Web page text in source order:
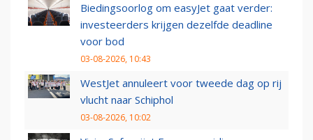
Biedingsoorlog om easyJet gaat verder:
investeerders krijgen dezelfde deadline
voor bod
03-08-2026, 10:43
WestJet annuleert voor tweede dag op rij
vlucht naar Schiphol
03-08-2026, 10:02